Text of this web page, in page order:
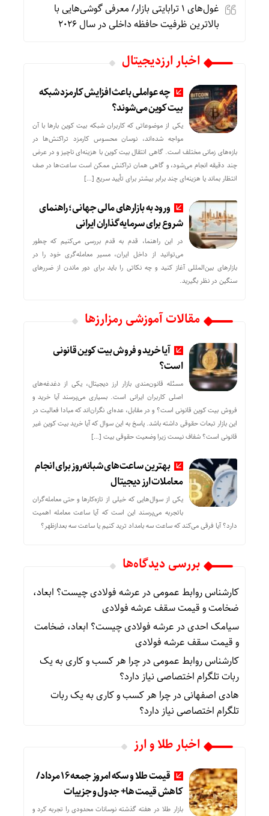
غول‌های ۱ ترابایتی بازار/ معرفی گوشی‌هایی با
بالاترین ظرفیت حافظه داخلی در سال ۲۰۲۶
اخبار ارزدیجیتال
چه عواملی باعث افزایش کارمزد شبکه
بیت کوین می‌شوند؟
یکی از موضوعاتی که کاربران شبکه بیت کوین بارها با آن
مواجه شده‌اند، نوسان محسوس کارمزد تراکنش‌ها در
بازه‌های زمانی مختلف است. گاهی انتقال بیت کوین با هزینه‌ای ناچیز و در عرض
چند دقیقه انجام می‌شود، و گاهی همان تراکنش ممکن است ساعت‌ها در صف
انتظار بماند یا هزینه‌ای چند برابر بیشتر برای تأیید سریع […]
ورود به بازارهای مالی جهانی؛ راهنمای
شروع برای سرمایه‌گذاران ایرانی
در این راهنما، قدم به قدم بررسی می‌کنیم که چطور
می‌توانید از داخل ایران، مسیر معامله‌گری خود را در
بازارهای بین‌المللی آغاز کنید و چه نکاتی را باید برای دور ماندن از ضررهای
سنگین در نظر بگیرید.
مقالات آموزشی رمزارزها
آیا خرید و فروش بیت کوین قانونی
است؟
مسئله قانون‌مندی بازار ارز دیجیتال، یکی از دغدغه‌های
اصلی کاربران ایرانی است. بسیاری می‌پرسند آیا خرید و
فروش بیت کوین قانونی است؟ و در مقابل، عده‌ای نگران‌اند که مبادا فعالیت در
این بازار تبعات حقوقی داشته باشد. پاسخ به این سوال که آیا خرید بیت کوین غیر
قانونی است؟ شفاف نیست زیرا وضعیت حقوقی بیت‌ […]
بهترین ساعت‌های شبانه‌روز برای انجام
معاملات ارز دیجیتال
یکی از سوال‌هایی که خیلی از تازه‌کارها و حتی معامله‌گران
باتجربه می‌پرسند این است که آیا ساعت معامله اهمیت
دارد؟ آیا فرقی می‌کند که ساعت سه بامداد ترید کنیم یا ساعت سه بعدازظهر؟
بررسی دیدگاه‌ها
کارشناس روابط عمومیدر عرشه فولادی چیست؟ ابعاد،
ضخامت و قیمت سقف عرشه فولادی
سیامک احدیدر عرشه فولادی چیست؟ ابعاد، ضخامت
و قیمت سقف عرشه فولادی
کارشناس روابط عمومیدرچرا هر کسب‌ و کاری به یک
ربات تلگرام اختصاصی نیاز دارد؟
هادی اصفهانیدرچرا هر کسب‌ و کاری به یک ربات
تلگرام اختصاصی نیاز دارد؟
اخبار طلا و ارز
قیمت طلا و سکه امروز جمعه ۱۶ مرداد/
کاهش قیمت ها+ جدول و جزییات
بازار طلا در هفته گذشته نوسانات محدودی را تجربه کرد و